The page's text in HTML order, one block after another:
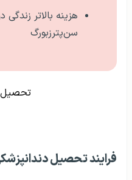
هزینه بالاتر
سن‌پترزبورگ
تحصیل
فرایند تحصیل